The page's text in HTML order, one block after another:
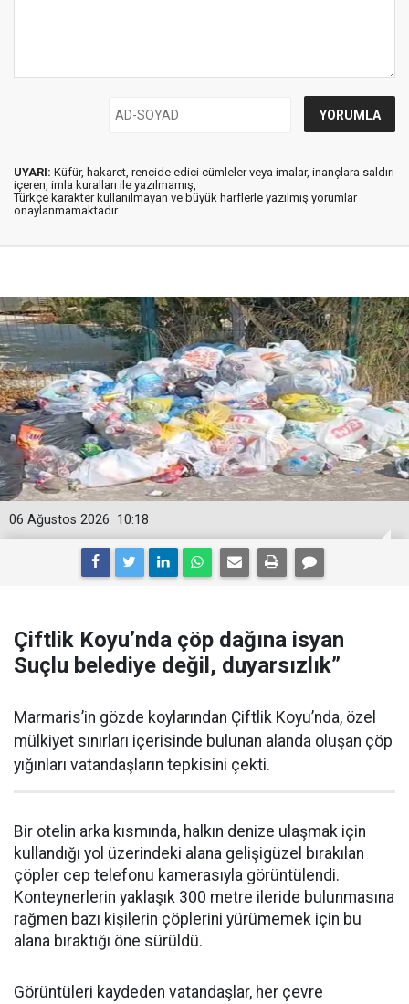
UYARI: Küfür, hakaret, rencide edici cümleler veya imalar, inançlara saldırı
içeren, imla kuralları ile yazılmamış,
Türkçe karakter kullanılmayan ve büyük harflerle yazılmış yorumlar
onaylanmamaktadır.
10:18
06 Ağustos 2026
Çiftlik Koyu’nda çöp dağına isyan
Suçlu belediye değil, duyarsızlık”
Marmaris’in gözde koylarından Çiftlik Koyu’nda, özel
mülkiyet sınırları içerisinde bulunan alanda oluşan çöp
yığınları vatandaşların tepkisini çekti.
Bir otelin arka kısmında, halkın denize ulaşmak için
kullandığı yol üzerindeki alana gelişigüzel bırakılan
çöpler cep telefonu kamerasıyla görüntülendi.
Konteynerlerin yaklaşık 300 metre ileride bulunmasına
rağmen bazı kişilerin çöplerini yürümemek için bu
alana bıraktığı öne sürüldü.
Görüntüleri kaydeden vatandaşlar, her çevre